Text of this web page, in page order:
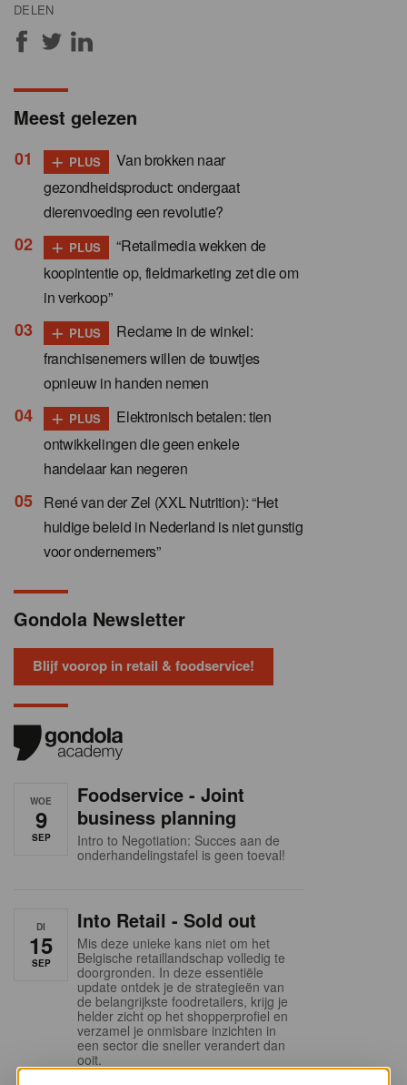
DELEN
Meest gelezen
+ PLUS
Van brokken naar
gezondheidsproduct: ondergaat
dierenvoeding een revolutie?
+ PLUS
“Retailmedia wekken de
koopintentie op, fieldmarketing zet die om
in verkoop”
+ PLUS
Reclame in de winkel:
franchisenemers willen de touwtjes
opnieuw in handen nemen
+ PLUS
Elektronisch betalen: tien
ontwikkelingen die geen enkele
handelaar kan negeren
René van der Zel (XXL Nutrition): “Het
huidige beleid in Nederland is niet gunstig
voor ondernemers”
Gondola Newsletter
Blijf voorop in retail & foodservice!
WOE
9
SEP
Foodservice - Joint
business planning
Intro to Negotiation: Succes aan de
onderhandelingstafel is geen toeval!
DI
15
SEP
Into Retail - Sold out
Mis deze unieke kans niet om het
Belgische retaillandschap volledig te
doorgronden. In deze essentiële
update ontdek je de strategieën van
de belangrijkste foodretailers, krijg je
helder zicht op het shopperprofiel en
verzamel je onmisbare inzichten in
een sector die sneller verandert dan
ooit.